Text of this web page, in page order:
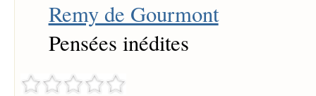
Remy de Gourmont
Pensées inédites